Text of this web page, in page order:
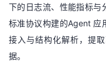
下的日志流、性能指标与
标准协议构建的Agent 应
接入与结构化解析，提
据。